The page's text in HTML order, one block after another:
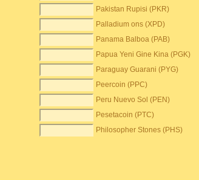
Pakistan Rupisi (PKR)
Palladium ons (XPD)
Panama Balboa (PAB)
Papua Yeni Gine Kina (PGK)
Paraguay Guarani (PYG)
Peercoin (PPC)
Peru Nuevo Sol (PEN)
Pesetacoin (PTC)
Philosopher Stones (PHS)